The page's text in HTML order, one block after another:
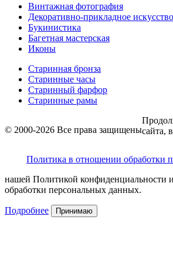
Винтажная фотография
Декоративно-прикладное искусство
Букинистика
Багетная мастерская
Иконы
Старинная бронза
Старинные часы
Старинный фарфор
Старинные рамы
© 2000-2026 Все права защищены
Политика в отношении обработки
сайта,
нашей Политикой конфиденциальности
обработки персональных данных.
Подробнее Принимаю